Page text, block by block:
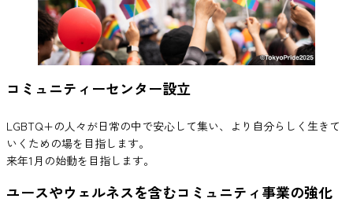
コミュニティーセンター設立
LGBTQ+の人々が日常の中で安心して集い、より自分らしく生きて
いくための場を目指します。
来年1月の始動を目指します。
ユースやウェルネスを含むコミュニティ事業の強化